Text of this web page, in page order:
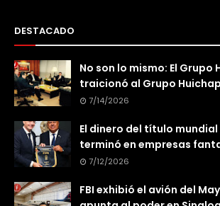
DESTACADO
No son lo mismo: El Grupo
traicionó al Grupo
7/14/2026
El dinero del título
terminó en empresas
7/12/2026
FBI exhibió el avión del